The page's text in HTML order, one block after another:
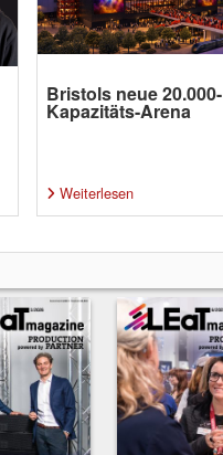
Bristols neue 20.000-
Kapazitäts-Arena
Weiterlesen